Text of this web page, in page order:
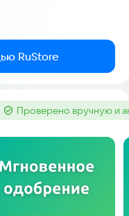
RuStore
Тег :Проверено вручную и